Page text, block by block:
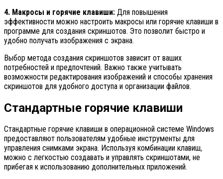
4. Макросы и горячие клавиши: Для повышения
эффективности можно настроить макросы или горячие клавиши в
программе для создания скриншотов. Это позволит быстро и
удобно получать изображения с экрана.
Выбор метода создания скриншотов зависит от ваших
потребностей и предпочтений. Важно также учитывать
возможности редактирования изображений и способы хранения
скриншотов для удобного доступа и организации файлов.
Стандартные горячие клавиши
Стандартные горячие клавиши в операционной системе Windows
предоставляют пользователям удобные инструменты для
управления снимками экрана. Используя комбинации клавиш,
можно с легкостью создавать и управлять скриншотами, не
прибегая к использованию дополнительных приложений.